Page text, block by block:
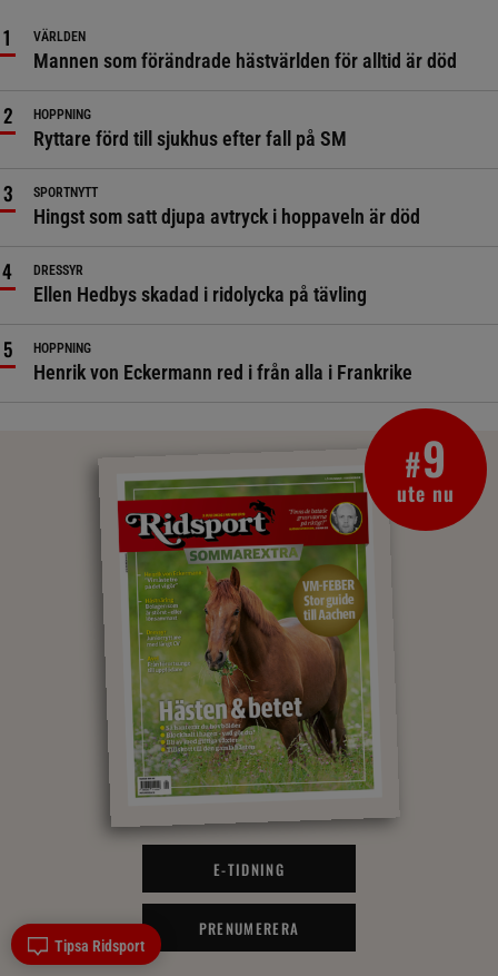
VÄRLDEN
Mannen som förändrade hästvärlden för alltid är död
HOPPNING
Ryttare förd till sjukhus efter fall på SM
SPORTNYTT
Hingst som satt djupa avtryck i hoppaveln är död
DRESSYR
Ellen Hedbys skadad i ridolycka på tävling
HOPPNING
Henrik von Eckermann red i från alla i Frankrike
#9
ute nu
E-TIDNING
PRENUMERERA
Tipsa Ridsport